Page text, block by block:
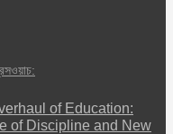
of Education:
of Discipline and New